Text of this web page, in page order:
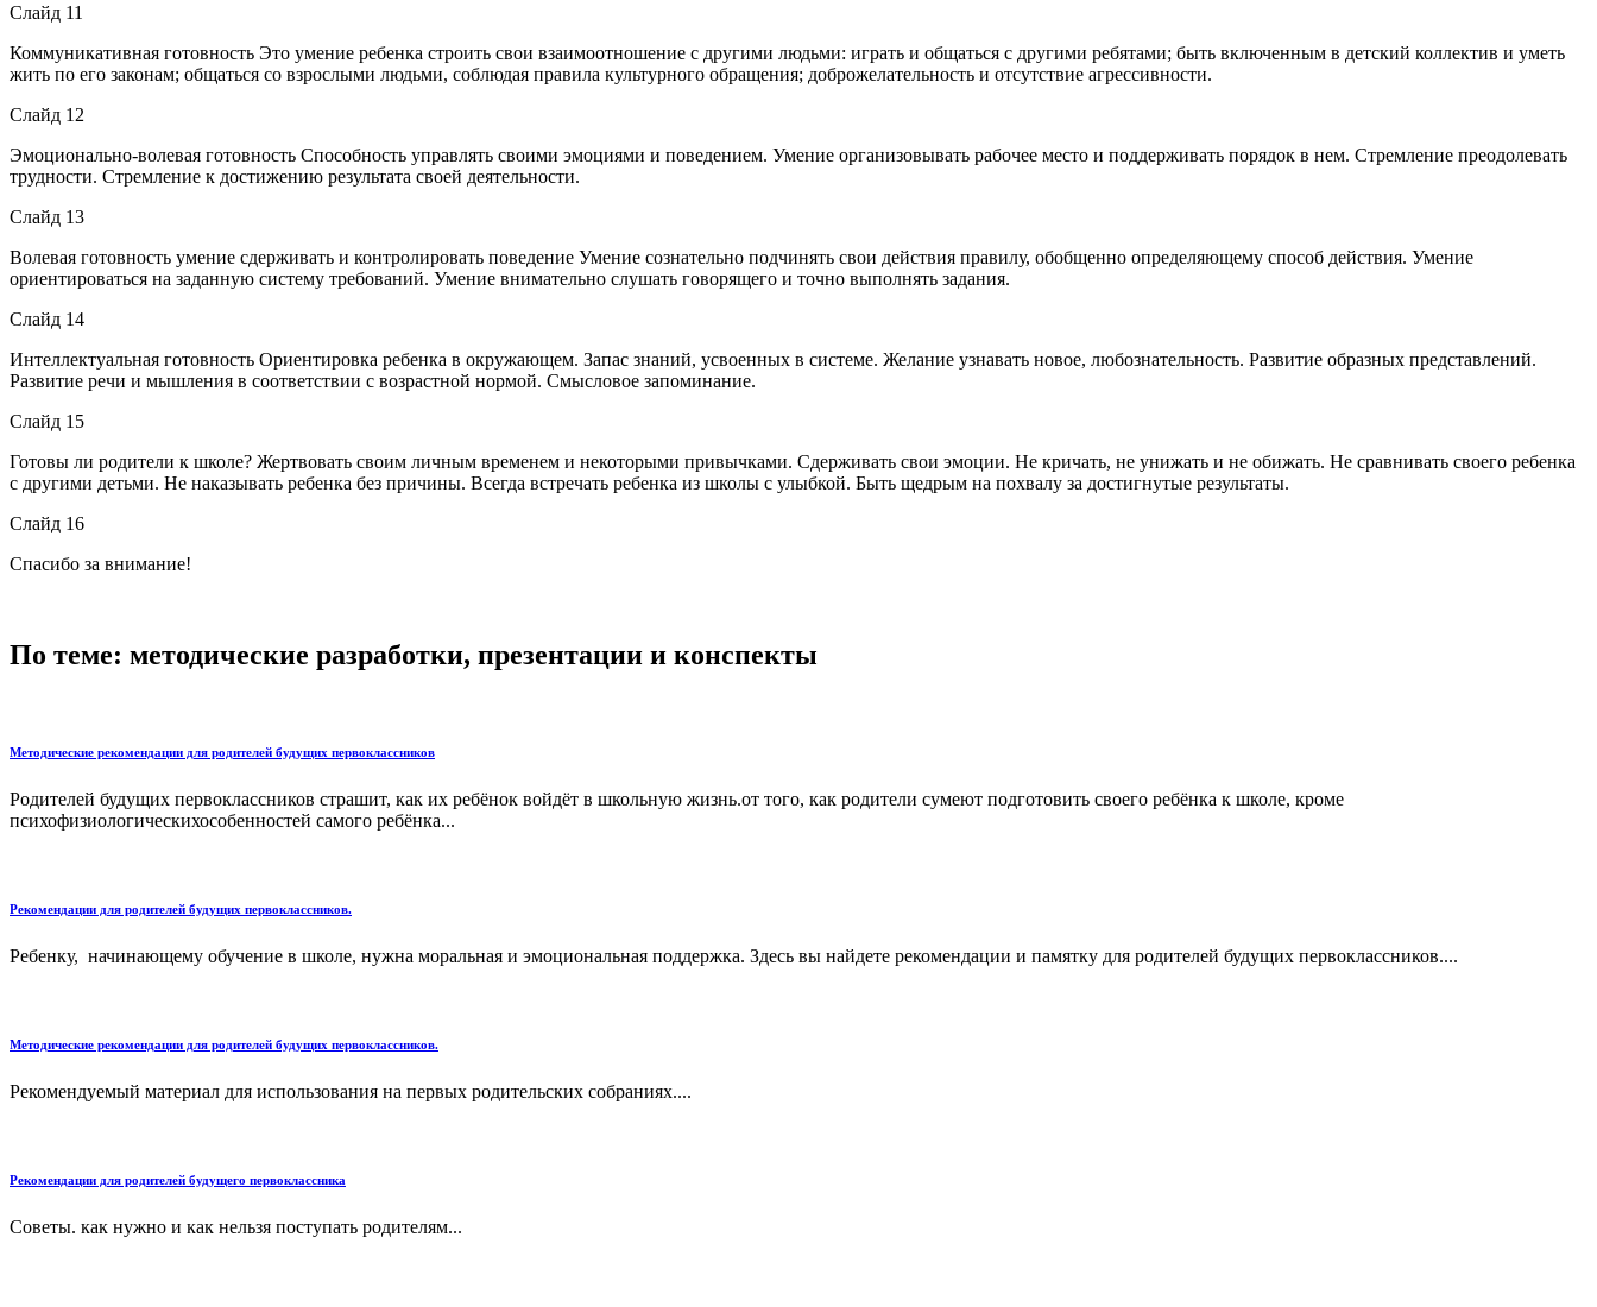
Слайд 11
Коммуникативная готовность Это умение ребенка строить свои взаимоотношение с другими людьми: играть и общаться с другими ребятами; быть включенным в детский коллектив и уметь
жить по его законам; общаться со взрослыми людьми, соблюдая правила культурного обращения; доброжелательность и отсутствие агрессивности.
Слайд 12
Эмоционально-волевая готовность Способность управлять своими эмоциями и поведением. Умение организовывать рабочее место и поддерживать порядок в нем. Стремление преодолевать
трудности. Стремление к достижению результата своей деятельности.
Слайд 13
Волевая готовность умение сдерживать и контролировать поведение Умение сознательно подчинять свои действия правилу, обобщенно определяющему способ действия. Умение
ориентироваться на заданную систему требований. Умение внимательно слушать говорящего и точно выполнять задания.
Слайд 14
Интеллектуальная готовность Ориентировка ребенка в окружающем. Запас знаний, усвоенных в системе. Желание узнавать новое, любознательность. Развитие образных представлений.
Развитие речи и мышления в соответствии с возрастной нормой. Смысловое запоминание.
Слайд 15
Готовы ли родители к школе? Жертвовать своим личным временем и некоторыми привычками. Сдерживать свои эмоции. Не кричать, не унижать и не обижать. Не сравнивать своего ребенка
с другими детьми. Не наказывать ребенка без причины. Всегда встречать ребенка из школы с улыбкой. Быть щедрым на похвалу за достигнутые результаты.
Слайд 16
Спасибо за внимание!
По теме: методические разработки, презентации и конспекты
Методические рекомендации для родителей будущих первоклассников
Родителей будущих первоклассников страшит, как их ребёнок войдёт в школьную жизнь.от того, как родители сумеют подготовить своего ребёнка к школе, кроме
психофизиологическихособенностей самого ребёнка...
Рекомендации для родителей будущих первоклассников.
Ребенку, начинающему обучение в школе, нужна моральная и эмоциональная поддержка. Здесь вы найдете рекомендации и памятку для родителей будущих первоклассников....
Методические рекомендации для родителей будущих первоклассников.
Рекомендуемый материал для использования на первых родительских собраниях....
Рекомендации для родителей будущего первоклассника
Советы. как нужно и как нельзя поступать родителям...